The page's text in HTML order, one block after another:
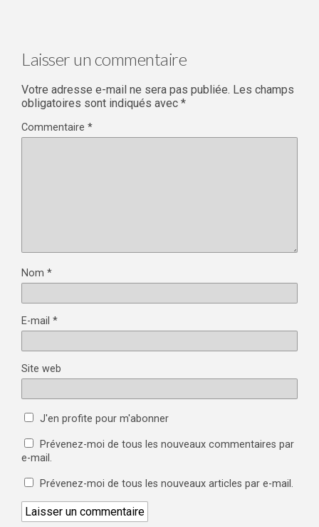
Laisser un commentaire
Votre adresse e-mail ne sera pas publiée. Les champs
obligatoires sont indiqués avec *
Commentaire *
Nom *
E-mail *
Site web
J'en profite pour m'abonner
Prévenez-moi de tous les nouveaux commentaires par
e-mail.
Prévenez-moi de tous les nouveaux articles par e-mail.